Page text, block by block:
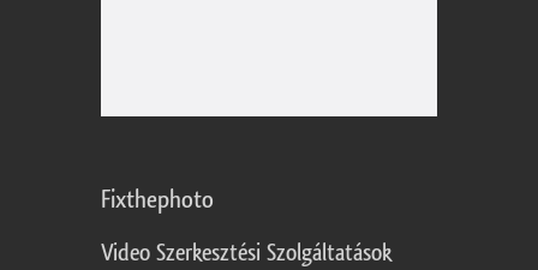
Fixthephoto
Video Szerkesztési Szolgáltatások